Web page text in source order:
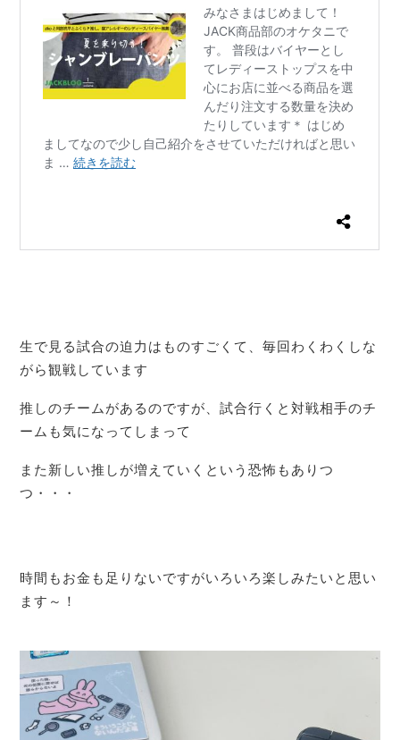
生で見る試合の迫力はものすごくて、毎回わくわくしな
がら観戦しています
推しのチームがあるのですが、試合行くと対戦相手のチ
ームも気になってしまって
また新しい推しが増えていくという恐怖もありつ
つ・・・
時間もお金も足りないですがいろいろ楽しみたいと思い
ます～！